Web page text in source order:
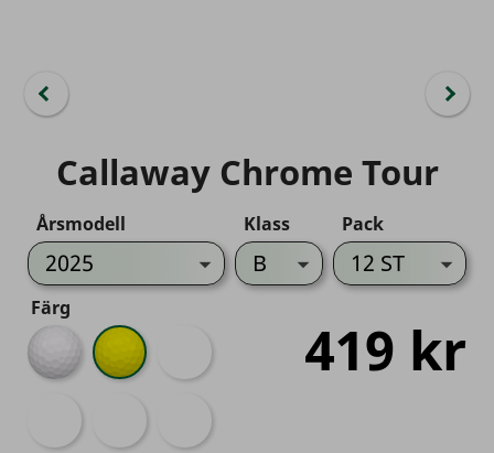
Callaway Chrome Tour
Årsmodell Klass Pack
Färg
Vit Gul
Track
Färg
Track
Track
419 kr